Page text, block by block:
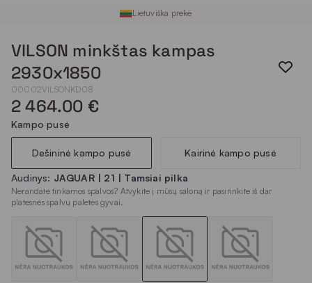
Lietuviška prekė
VILSON minkštas kampas
2930x1850
00002VILSONKD08
2 464.00 €
Kampo pusė
Dešininė kampo pusė Kairinė kampo pusė
Audinys: JAGUAR | 21 | Tamsiai pilka
Nerandate tinkamos spalvos? Atvykite į mūsų saloną ir pasirinkite iš dar
platesnės spalvų paletės gyvai.